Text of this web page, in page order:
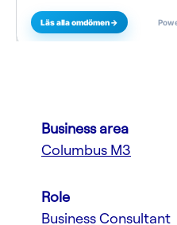
Business area
Columbus M3
Role
Business Consultant